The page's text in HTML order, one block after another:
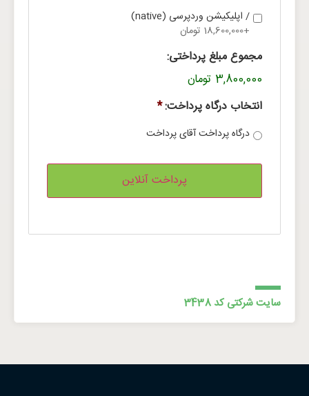
/ اپلیکیشن وردپرسی (native)
+18,600,000 تومان
مجموع مبلغ پرداختی:
3,800,000 تومان
انتخاب درگاه پرداخت:*
درگاه پرداخت آقای پرداخت
سایت شرکتی کد 3438